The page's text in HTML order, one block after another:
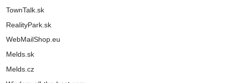
TownTalk.sk
RealityPark.sk
WebMailShop.eu
Melds.sk
Melds.cz